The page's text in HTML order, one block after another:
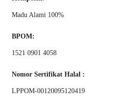
Madu Alami 100%
BPOM:
1521 0901 4058
Nomor Sertifikat Halal :
LPPOM-00120095120419